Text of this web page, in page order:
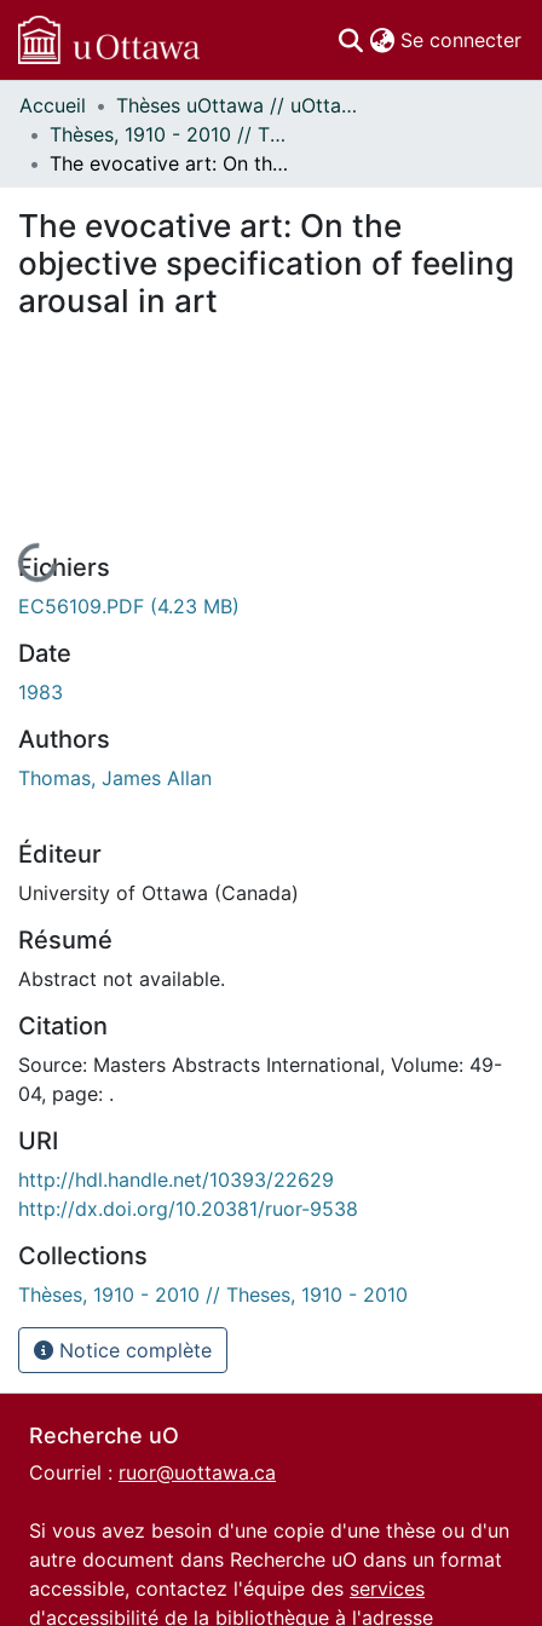
Se connecter
Communautés
et collections
Parcourir
À propos
Accueil
Thèses uOttawa // uOttawa Theses
Thèses, 1910 - 2010 // Theses, 1910 - 2010
The evocative art: On the objective specification of feeling arousal in art
The evocative art: On the
objective specification of feeling
arousal in art
En cours de chargement...
Fichiers
EC56109.PDF (4.23 MB)
Date
1983
Authors
Thomas, James Allan
Éditeur
University of Ottawa (Canada)
Résumé
Abstract not available.
Citation
Source: Masters Abstracts International, Volume: 49-
04, page: .
URI
http://hdl.handle.net/10393/22629
http://dx.doi.org/10.20381/ruor-9538
Collections
Thèses, 1910 - 2010 // Theses, 1910 - 2010
Notice complète
Recherche uO
Courriel : ruor@uottawa.ca
Si vous avez besoin d'une copie d'une thèse ou d'un
autre document dans Recherche uO dans un format
accessible, contactez l'équipe des services
d'accessibilité de la bibliothèque à l'adresse